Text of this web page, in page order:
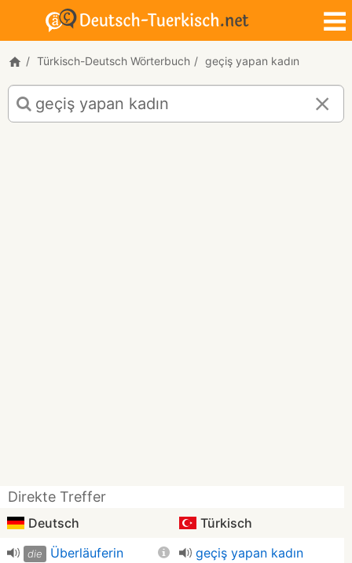
Türkisch-Deutsch Wörterbuch geçiş yapan kadın
Türkisch-
Deutsch
Übersetzung
Direkte Treffer
Deutsch Türkisch
die Überläuferin geçiş yapan kadın